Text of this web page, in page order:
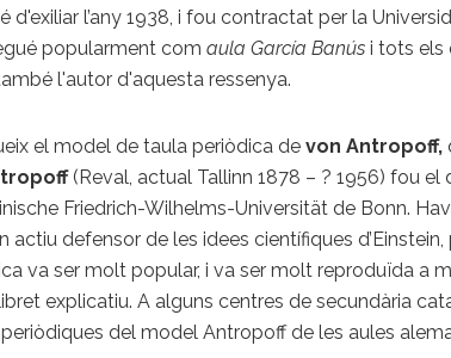
d'exiliar l’any 1938, i fou contractat per la
popularment comaula García Banús i tots els
l'autor d'aquesta ressenya.
el model de taula periòdica devon Antropoff,
(Reval, actual Tallinn 1878 – ? 1956) fou
Friedrich-Wilhelms-Universität de Bonn.
defensor de les idees científiques
va ser molt popular, i va ser molt reproduïda a
explicatiu. A alguns centres de secundària
periòdiques del model Antropoff de les aules